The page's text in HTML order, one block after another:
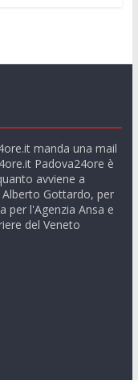
manda una mail
Padova24ore è
avviene a
Gottardo, per
per l'Agenzia Ansa e
del Veneto